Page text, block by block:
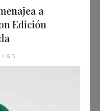
a
Edición
H&B